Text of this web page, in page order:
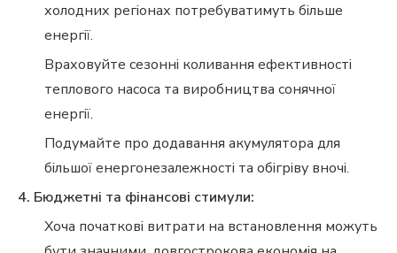
холодних регіонах потребуватимуть більше
енергії.
Враховуйте сезонні коливання ефективності
теплового насоса та виробництва сонячної
енергії.
Подумайте про додавання акумулятора для
більшої енергонезалежності та обігріву вночі.
4. Бюджетні та фінансові стимули:
Хоча початкові витрати на встановлення можуть